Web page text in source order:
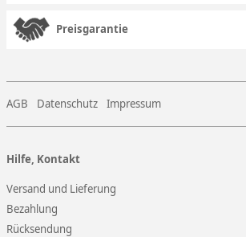
Preisgarantie
AGB Datenschutz Impressum
Hilfe, Kontakt
Versand und Lieferung
Bezahlung
Rücksendung